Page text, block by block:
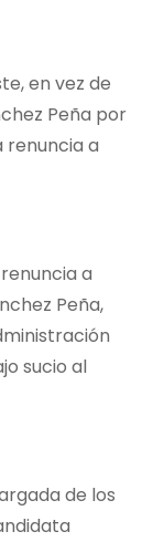
en vez de
Peña por
renuncia a
a
Peña,
sucio al
de los